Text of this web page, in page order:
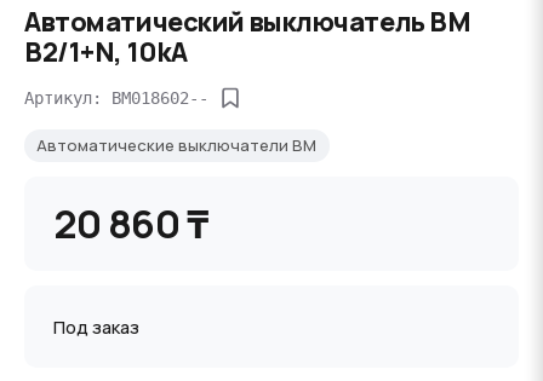
Автоматический выключатель BM
B2/1+N, 10kA
Артикул: BM018602--
Автоматические выключатели BM
20 860 ₸
Под заказ